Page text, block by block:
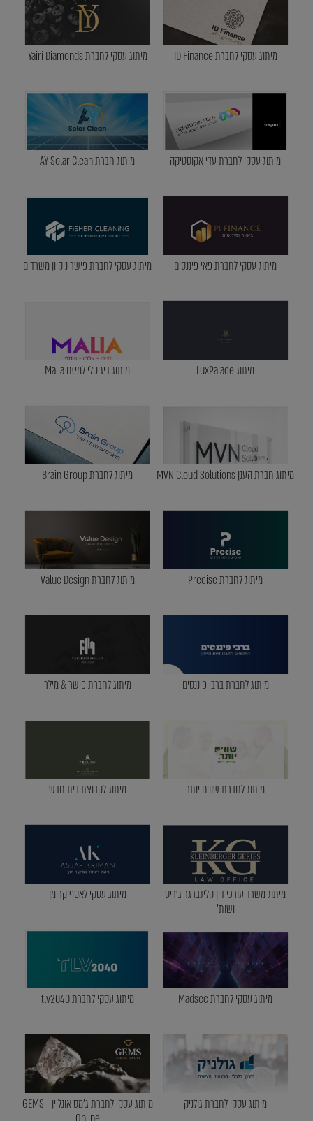
מיתוג עסקי לחברת ID Finance מיתוג עסקי לחברת Yairi Diamonds
מיתוג עסקי לחברת עדי אקוסטיקה מיתוג חברת AY Solar Clean
מיתוג עסקי לחברת פאי פיננסים מיתוג עסקי לחברת פישר ניקיון משרדים
מיתוג LuxPalace מיתוג דיגיטלי למיזם Malia
מיתוג חברת הענן MVN Cloud Solutions מיתוג לחברת Brain Group
מיתוג לחברת Precise מיתוג לחברת Value Design
מיתוג לחברת ברבי פיננסים מיתוג לחברת פישר & מילר
מיתוג לחברת שווים יותר מיתוג לקבוצת בית חדש
מיתוג משרד עורכי דין קלינברגר ג'ריס
ושות'
מיתוג עסקי לאסף קרימן
מיתוג עסקי לחברת Madsec מיתוג עסקי לחברת tlv2040
מיתוג עסקי לחברת גולניק
מיתוג עסקי לחברת ג'מס אונליין - GEMS